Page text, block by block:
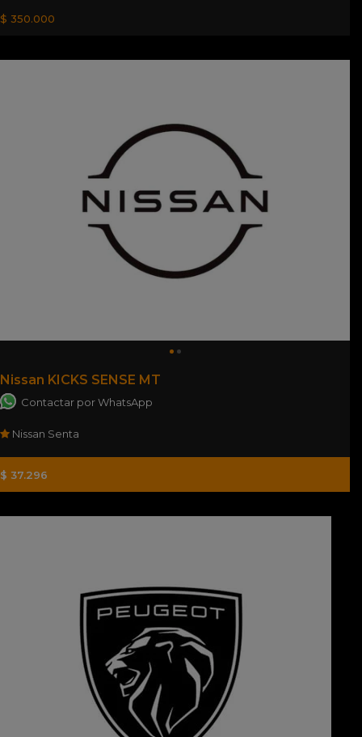
$ 350.000
Nissan KICKS SENSE MT
Contactar por WhatsApp
Nissan Senta
$ 37.296